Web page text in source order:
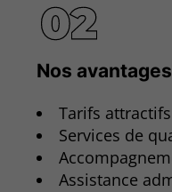
Nos avantages
Tarifs attractifs
Services de
Assistance